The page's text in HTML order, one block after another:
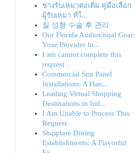
ช่างรับเหมาต่อเติม คู่มือเลือก
ผู้รับเหมา ที่ใ...
질 성형 수술 후 관리
Our Florida Audiovisual Gear:
Your Provider fo...
I am cannot complete this
request .
Commercial Sun Panel
Installations: A Han...
Leading Virtual Shopping
Destinations in Ind...
I Am Unable to Process This
Request
Shqiptare Dining
Establishments: A Flavorful